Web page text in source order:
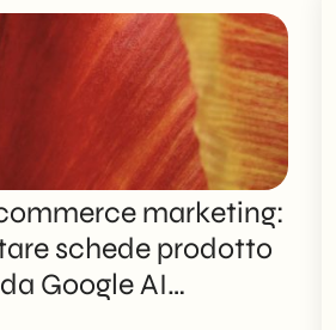
marketing:
schede prodotto
Google AI